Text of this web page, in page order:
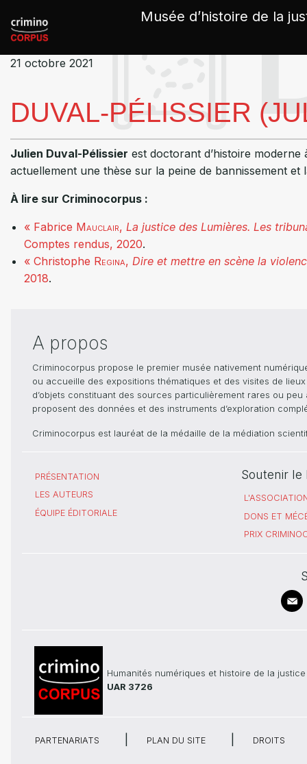
Musée d’histoire de la
21 octobre 2021
DUVAL-PÉLISSIER
Julien Duval-Pélissier est doctorant d’histoire
actuellement une thèse sur la peine de bannissement
À lire sur Criminocorpus :
« Fabrice Mauclair, La justice des Lumières. Les
Comptes rendus, 2020.
« Christophe Regina, Dire et mettre en scène la
2018.
A propos
Criminocorpus propose le premier musée nativement
ou accueille des expositions thématiques et des visites de
d’objets constituant des sources particulièrement rares ou
proposent des données et des instruments d’exploration
Criminocorpus est lauréat de la médaille de la médiation
PRÉSENTATION
LES AUTEURS
ÉQUIPE ÉDITORIALE
Soutenir le
DONS ET
PRIX
Humanités numériques et histoire de la justice
UAR 3726
PARTENARIATS PLAN DU SITE DROITS
Panneau de gestion des cookies